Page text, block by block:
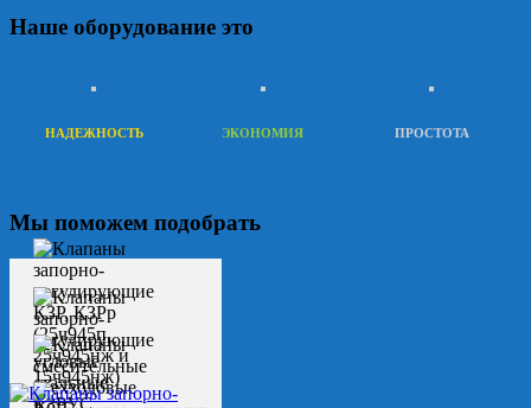
Наше оборудование это
НАДЕЖНОСТЬ ЭКОНОМИЯ ПРОСТОТА
Мы поможем подобрать